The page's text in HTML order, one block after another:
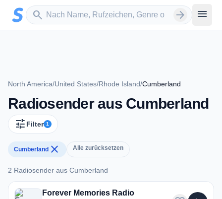
Zum Hauptinhalt springen
search
Sender suchen arrow_forward menu
North America/United States/Rhode Island/Cumberland
Radiosender aus Cumberland
tune Filter 1
Cumberland close Alle zurücksetzen
2 Radiosender aus Cumberland
2 Radiosender aus Cumberland
Forever Memories Radio